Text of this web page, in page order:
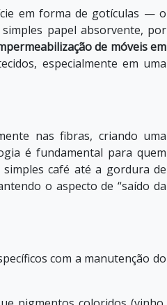
em forma de gotículas — o
papel absorvente, por
de móveis em
especialmente em uma
nas fibras, criando uma
é fundamental para quem
café até a gordura de
o aspecto de “saído da
com a manutenção do